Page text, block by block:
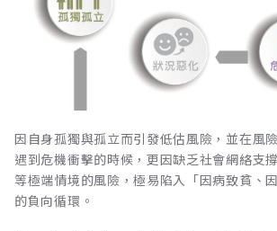
因自身孤獨與孤立而引發低估風險，並在風
遇到危機衝擊的時候，更因缺乏社會網絡支
等極端情境的風險，極易陷入「因病致貧、
的負向循環。